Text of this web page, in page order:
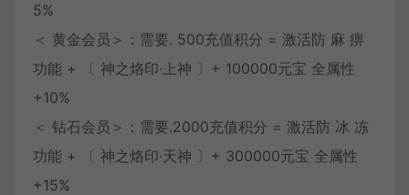
5%
＜ 黄金会员＞：需要. 500充值积分 = 激活防 麻 痹
功能 + 〔 神之烙印·上神 〕+ 100000元宝 全属性
+10%
＜ 钻石会员＞：需要.2000充值积分 = 激活防 冰 冻
功能 + 〔 神之烙印·天神 〕+ 300000元宝 全属性
+15%